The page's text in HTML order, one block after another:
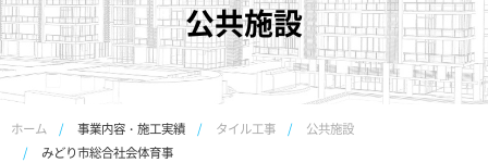
公共施設
ホーム 事業内容・施工実績 タイル工事
公共施設
みどり市総合社会体育事